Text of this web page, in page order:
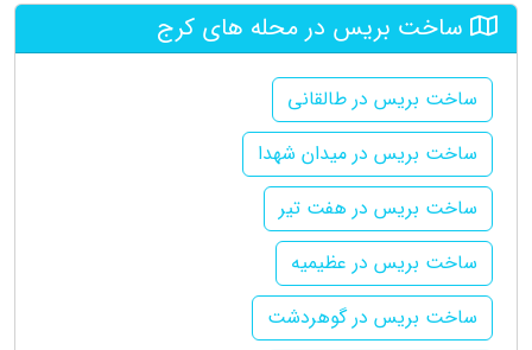
ساخت بریس در محله های کرج
ساخت بریس در طالقانی
ساخت بریس در میدان شهدا
ساخت بریس در هفت تیر
ساخت بریس در عظیمیه
ساخت بریس در گوهردشت